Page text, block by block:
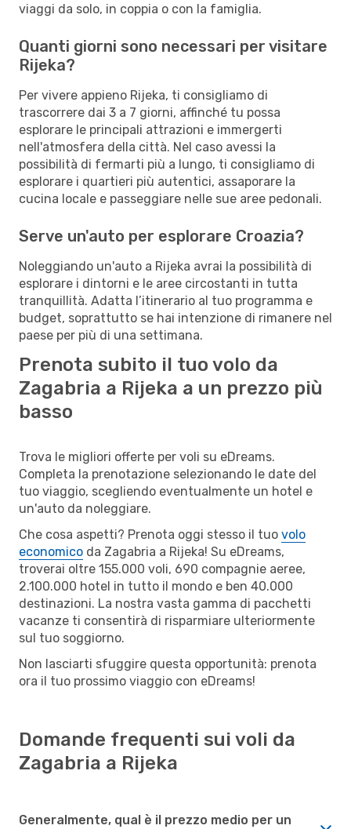
viaggi da solo, in coppia o con la famiglia.
Quanti giorni sono necessari per visitare
Rijeka?
Per vivere appieno Rijeka, ti consigliamo di
trascorrere dai 3 a 7 giorni, affinché tu possa
esplorare le principali attrazioni e immergerti
nell'atmosfera della città. Nel caso avessi la
possibilità di fermarti più a lungo, ti consigliamo di
esplorare i quartieri più autentici, assaporare la
cucina locale e passeggiare nelle sue aree pedonali.
Serve un'auto per esplorare Croazia?
Noleggiando un'auto a Rijeka avrai la possibilità di
esplorare i dintorni e le aree circostanti in tutta
tranquillità. Adatta l’itinerario al tuo programma e
budget, soprattutto se hai intenzione di rimanere nel
paese per più di una settimana.
Prenota subito il tuo volo da
Zagabria a Rijeka a un prezzo più
basso
Trova le migliori offerte per voli su eDreams.
Completa la prenotazione selezionando le date del
tuo viaggio, scegliendo eventualmente un hotel e
un'auto da noleggiare.
Che cosa aspetti? Prenota oggi stesso il tuo volo
economico da Zagabria a Rijeka! Su eDreams,
troverai oltre 155.000 voli, 690 compagnie aeree,
2.100.000 hotel in tutto il mondo e ben 40.000
destinazioni. La nostra vasta gamma di pacchetti
vacanze ti consentirà di risparmiare ulteriormente
sul tuo soggiorno.
Non lasciarti sfuggire questa opportunità: prenota
ora il tuo prossimo viaggio con eDreams!
Domande frequenti sui voli da
Zagabria a Rijeka
Generalmente, qual è il prezzo medio per un